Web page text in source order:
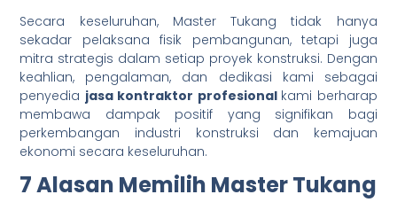
Secara keseluruhan, Master Tukang tidak hanya
sekadar pelaksana fisik pembangunan, tetapi juga
mitra strategis dalam setiap proyek konstruksi. Dengan
keahlian, pengalaman, dan dedikasi kami sebagai
penyedia jasa kontraktor profesional kami berharap
membawa dampak positif yang signifikan bagi
perkembangan industri konstruksi dan kemajuan
ekonomi secara keseluruhan.
7 Alasan Memilih Master Tukang